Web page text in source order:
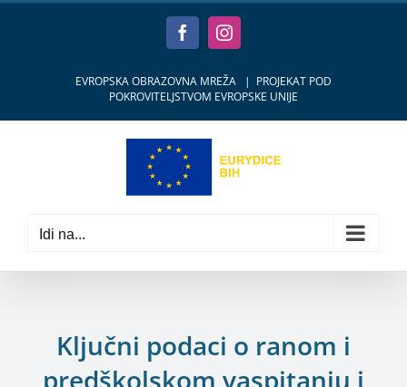
FacebookInstagram
EVROPSKA OBRAZOVNA MREŽA | PROJEKAT POD
POKROVITELJSTVOM EVROPSKE UNIJE
Idi na...
Ključni podaci o ranom i
predškolskom vaspitanju i